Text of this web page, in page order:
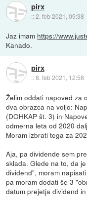
pirx
::2. feb 2021, 09:38
Jaz imam https://
Kanado.
pirx
::8. feb 2021, 12:58
Želim oddati napoved za
dva obrazca na voljo:
(DOHKAP št. 3) in
odmerna leta od 2020
Moram izbrati tega za
Aja, pa dividende sem
sklada. Glede na to, da
dividend", moram
pa moram dodati še 3
datum prejetja dividend